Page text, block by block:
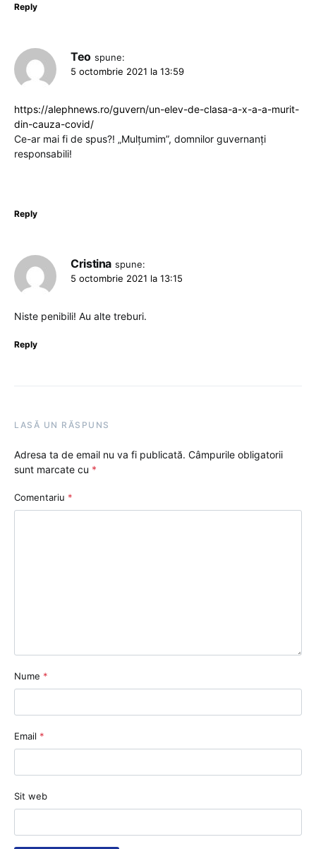
Reply
Teo spune:
5 octombrie 2021 la 13:59
https://alephnews.ro/guvern/un-elev-de-clasa-a-x-a-a-murit-
din-cauza-covid/
Ce-ar mai fi de spus?! „Mulțumim”, domnilor guvernanți
responsabili!
Reply
Cristina spune:
5 octombrie 2021 la 13:15
Niste penibili! Au alte treburi.
Reply
LASĂ UN RĂSPUNS
Adresa ta de email nu va fi publicată. Câmpurile obligatorii
sunt marcate cu *
Comentariu *
Nume *
Email *
Sit web